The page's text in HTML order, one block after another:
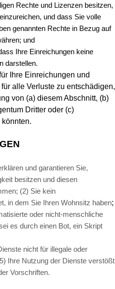
Rechte und Lizenzen besitzen,
und dass Sie volle
genannten Rechte in Bezug auf
und
Ihre Einreichungen keine
darstellen.
Ihre Einreichungen und
alle Verluste zu entschädigen,
von (a) diesem Abschnitt, (b)
Dritter oder (c)
und garantieren Sie,
besitzen und diesen
(2) Sie kein
in dem Sie Ihren Wohnsitz haben;
oder nicht-menschliche
es durch einen Bot, ein Skript
nicht für illegale oder
5) Ihre Nutzung der Dienste verstößt
Vorschriften.